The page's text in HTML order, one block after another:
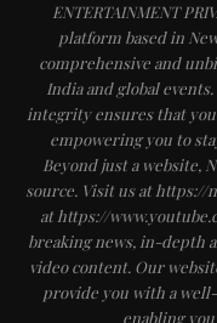
ENTERTAINMENT
platform based in
comprehensive and
India and global
integrity ensures that
empowering you to
Beyond just a website,
source. Visit us at https://
at https://
breaking news, in-depth
video content. Our
provide you with a
enabling